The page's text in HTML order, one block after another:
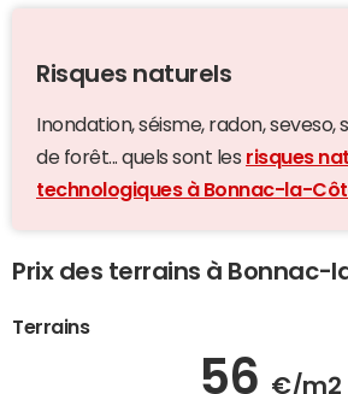
Risques naturels
Inondation, séisme, radon, seveso,
de forêt... quels sont les risques
technologiques à Bonnac-la-
Prix des terrains à Bonnac-
Terrains
56 €/m2